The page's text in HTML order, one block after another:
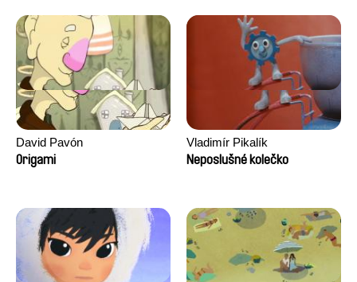
David Pavón
Origami
Vladimír Pikalík
Neposlušné kolečko